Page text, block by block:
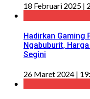
18 Februari 2025 |
Hadirkan Gaming
Ngabuburit,
Segini
26 Maret 2024 |